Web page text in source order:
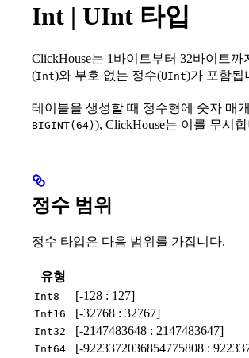
Int | UInt 타입
ClickHouse는 1바이트부터 32바이트
(Int)와 부호 없는 정수(UInt)가 포함됩
테이블을 생성할 때 정수형에 숫자 매
BIGINT(64) ), ClickHouse는 이를 무시
정수 범위
정수 타입은 다음 범위를 가집니다.
유형
Int8 [-128 : 127]
Int16 [-32768 : 32767]
Int32 [-2147483648 : 2147483647]
Int64 [-9223372036854775808 :